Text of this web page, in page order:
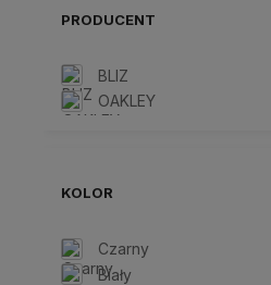
PRODUCENT
BLIZ
OAKLEY
KOLOR
Czarny
Biały